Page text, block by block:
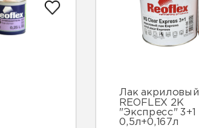
Лак акриловый
REOFLEX 2K
"Экспресс" 3+1
0,5л+0,167л